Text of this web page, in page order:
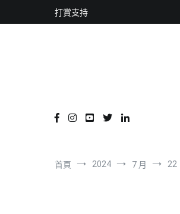
到
打賞支持
首頁 2024 7 月 22